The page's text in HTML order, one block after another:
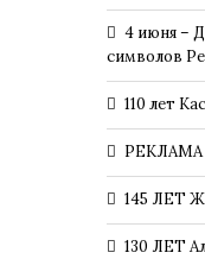
4 июня –
символов
110 лет
РЕКЛАМА
145 ЛЕТ
130 ЛЕТ